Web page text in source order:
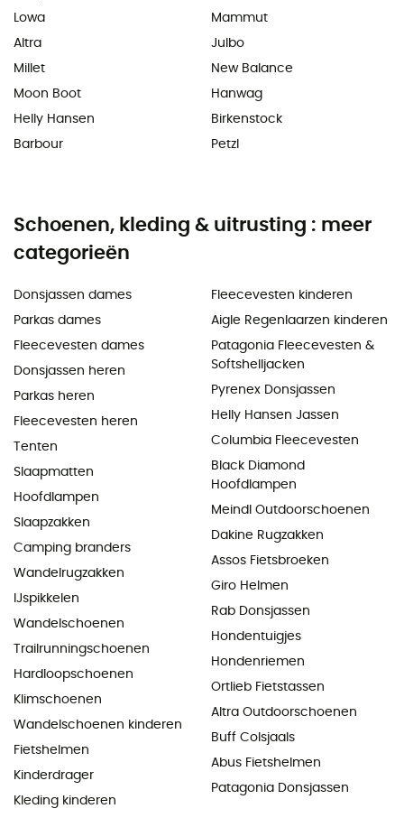
Lowa
Altra
Millet
Moon Boot
Helly Hansen
Barbour
Mammut
Julbo
New Balance
Hanwag
Birkenstock
Petzl
Schoenen, kleding & uitrusting : meer
categorieën
Donsjassen dames
Parkas dames
Fleecevesten dames
Donsjassen heren
Parkas heren
Fleecevesten heren
Tenten
Slaapmatten
Hoofdlampen
Slaapzakken
Camping branders
Wandelrugzakken
IJspikkelen
Wandelschoenen
Trailrunningschoenen
Hardloopschoenen
Klimschoenen
Wandelschoenen kinderen
Fietshelmen
Kinderdrager
Kleding kinderen
Fleecevesten kinderen
Aigle Regenlaarzen kinderen
Patagonia Fleecevesten &
Softshelljacken
Pyrenex Donsjassen
Helly Hansen Jassen
Columbia Fleecevesten
Black Diamond
Hoofdlampen
Meindl Outdoorschoenen
Dakine Rugzakken
Assos Fietsbroeken
Giro Helmen
Rab Donsjassen
Hondentuigjes
Hondenriemen
Ortlieb Fietstassen
Altra Outdoorschoenen
Buff Colsjaals
Abus Fietshelmen
Patagonia Donsjassen